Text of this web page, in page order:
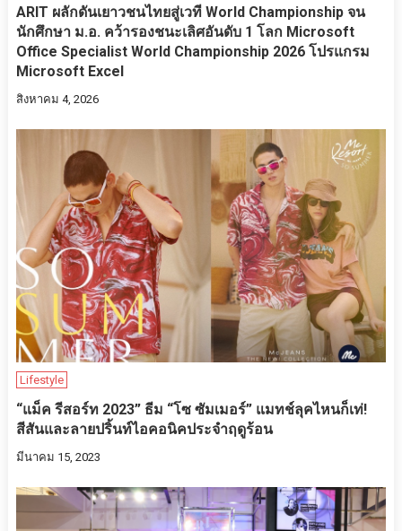
ARIT ผลักดันเยาวชนไทยสู่เวที World Championship จน
นักศึกษา ม.อ. คว้ารองชนะเลิศอันดับ 1 โลก Microsoft
Office Specialist World Championship 2026 โปรแกรม
Microsoft Excel
สิงหาคม 4, 2026
Lifestyle
“แม็ค รีสอร์ท 2023” ธีม “โซ ซัมเมอร์” แมทช์ลุคไหนก็เท่!
สีสันและลายปริ้นท์ไอคอนิคประจำฤดูร้อน
มีนาคม 15, 2023